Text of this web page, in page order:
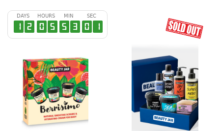
DAYS
1 2
HOURS
0 5
MIN
5 3
SEC
0 0